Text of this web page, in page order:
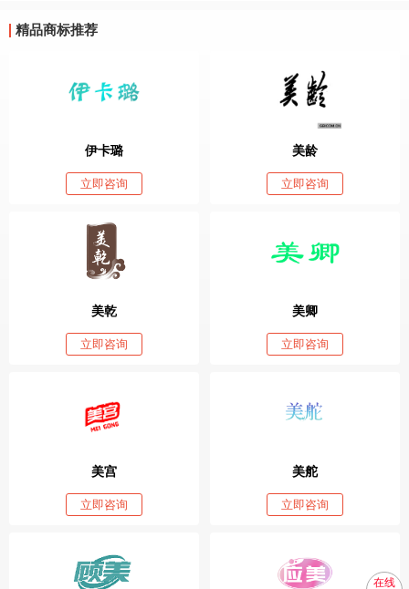
精品商标推荐
伊卡璐
立即咨询
美龄
立即咨询
美乾
立即咨询
美卿
立即咨询
美宫
立即咨询
美舵
立即咨询
在线